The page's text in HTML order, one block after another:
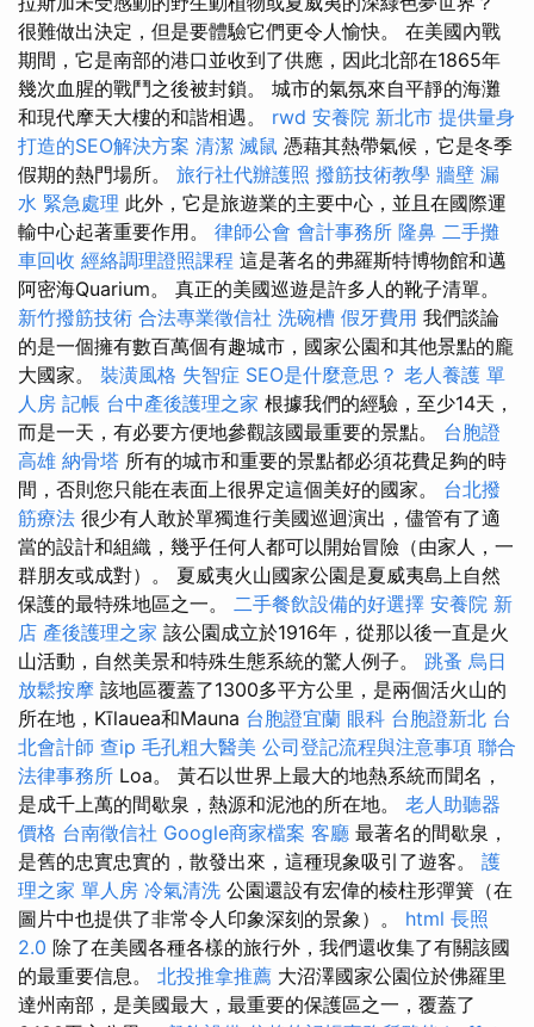
很難做出決定，但是要體驗它們更令人愉快。 在美國內戰
期間，它是南部的港口並收到了供應，因此北部在1865年
幾次血腥的戰鬥之後被封鎖。 城市的氣氛來自平靜的海灘
和現代摩天大樓的和諧相遇。 rwd 安養院 新北市 提供量身
打造的SEO解決方案 清潔 滅鼠 憑藉其熱帶氣候，它是冬季
假期的熱門場所。 旅行社代辦護照 撥筋技術教學 牆壁 漏
水 緊急處理 此外，它是旅遊業的主要中心，並且在國際運
輸中心起著重要作用。 律師公會 會計事務所 隆鼻 二手攤
車回收 經絡調理證照課程 這是著名的弗羅斯特博物館和邁
阿密海Quarium。 真正的美國巡遊是許多人的靴子清單。
新竹撥筋技術 合法專業徵信社 洗碗槽 假牙費用 我們談論
的是一個擁有數百萬個有趣城市，國家公園和其他景點的龐
大國家。 裝潢風格 失智症 SEO是什麼意思？ 老人養護 單
人房 記帳 台中產後護理之家 根據我們的經驗，至少14天，
而是一天，有必要方便地參觀該國最重要的景點。 台胞證
高雄 納骨塔 所有的城市和重要的景點都必須花費足夠的時
間，否則您只能在表面上很界定這個美好的國家。 台北撥
筋療法 很少有人敢於單獨進行美國巡迴演出，儘管有了適
當的設計和組織，幾乎任何人都可以開始冒險（由家人，一
群朋友或成對）。 夏威夷火山國家公園是夏威夷島上自然
保護的最特殊地區之一。 二手餐飲設備的好選擇 安養院 新
店 產後護理之家 該公園成立於1916年，從那以後一直是火
山活動，自然美景和特殊生態系統的驚人例子。 跳蚤 烏日
放鬆按摩 該地區覆蓋了1300多平方公里，是兩個活火山的
所在地，Kīlauea和Mauna 台胞證宜蘭 眼科 台胞證新北 台
北會計師 查ip 毛孔粗大醫美 公司登記流程與注意事項 聯合
法律事務所 Loa。 黃石以世界上最大的地熱系統而聞名，
是成千上萬的間歇泉，熱源和泥池的所在地。 老人助聽器
價格 台南徵信社 Google商家檔案 客廳 最著名的間歇泉，
是舊的忠實忠實的，散發出來，這種現象吸引了遊客。 護
理之家 單人房 冷氣清洗 公園還設有宏偉的棱柱形彈簧（在
圖片中也提供了非常令人印象深刻的景象）。 html 長照
2.0 除了在美國各種各樣的旅行外，我們還收集了有關該國
的最重要信息。 北投推拿推薦 大沼澤國家公園位於佛羅里
達州南部，是美國最大，最重要的保護區之一，覆蓋了